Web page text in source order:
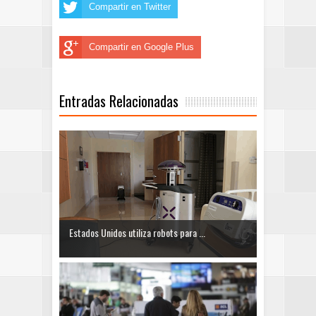
Compartir en Twitter
Compartir en Google Plus
Entradas Relacionadas
Estados Unidos utiliza robots para ...